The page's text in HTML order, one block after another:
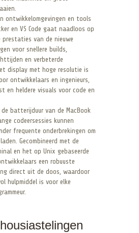
ontwikkelomgevingen en tools
en VS Code gaat naadloos op
van de nieuwe
voor snellere builds,
en verbeterde
display met hoge resolutie is
ontwikkelaars en ingenieurs,
en heldere visuals voor code en
batterijduur van de MacBook
codeersessies kunnen
frequente onderbrekingen om
Gecombineerd met de
en het op Unix gebaseerde
een robuuste
direct uit de doos, waardoor
hulpmiddel is voor elke